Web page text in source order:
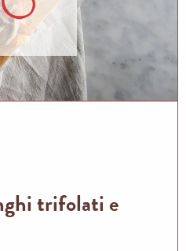
trifolati e